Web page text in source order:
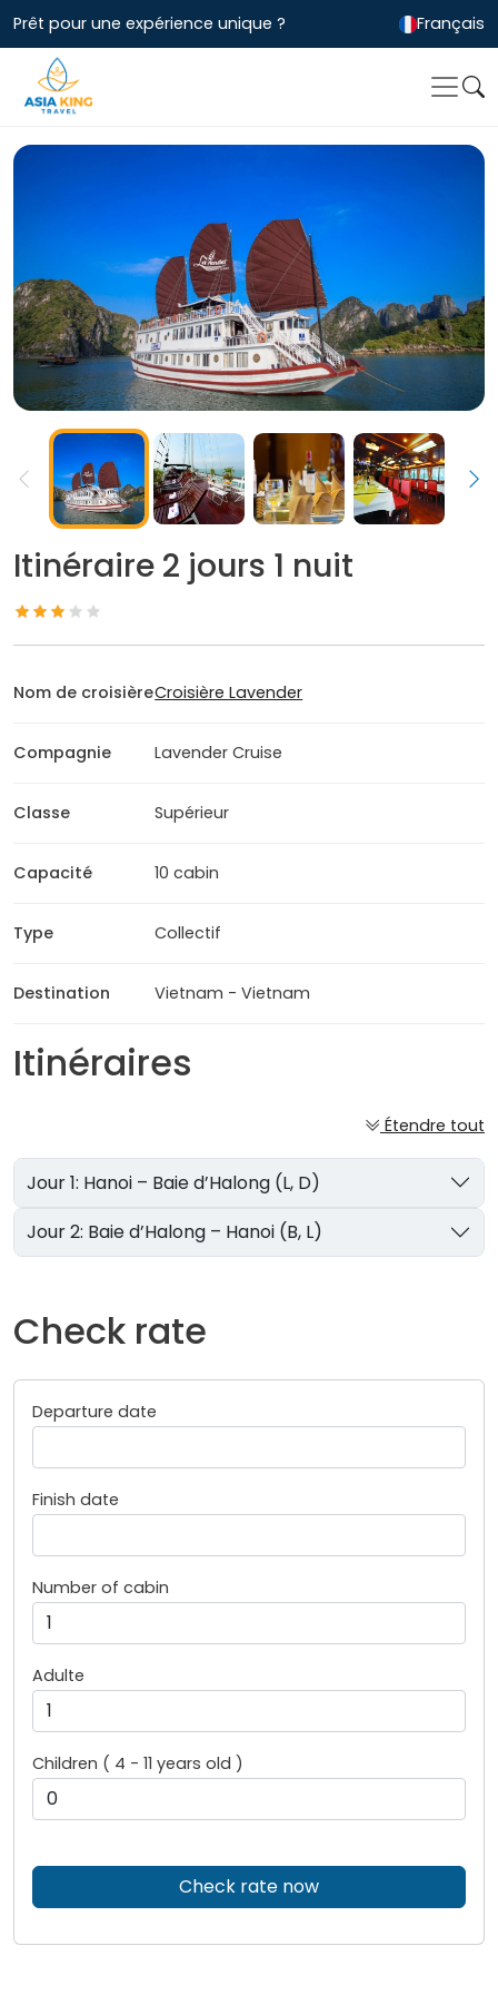
Prêt pour une expérience unique ? Français
Itinéraire 2 jours 1 nuit
Nom de croisièreCroisière Lavender
Compagnie Lavender Cruise
Classe Supérieur
Capacité 10 cabin
Type Collectif
Destination Vietnam - Vietnam
Itinéraires
Étendre tout
Jour 1: Hanoi – Baie d’Halong (L, D)
Jour 2: Baie d’Halong – Hanoi (B, L)
Check rate
Departure date
Finish date
Number of cabin
Adulte
Children ( 4 - 11 years old )
Check rate now